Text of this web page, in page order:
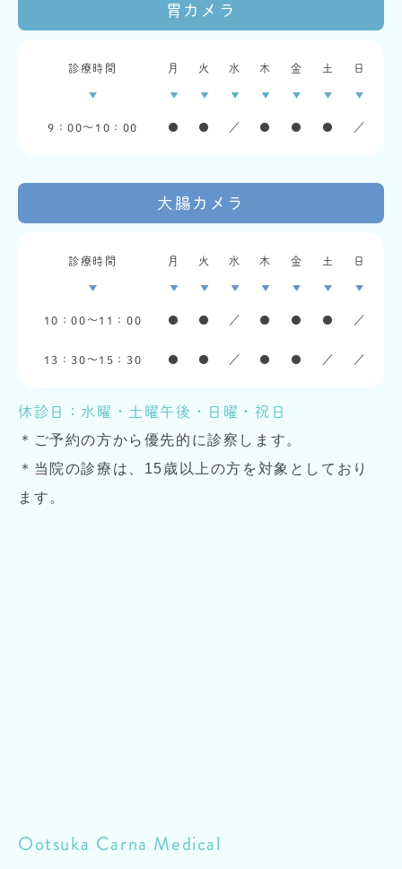
胃カメラ
診療時間 月 火 水 木 金 土 日
9：00〜10：00 ● ● ／ ● ● ● ／
大腸カメラ
診療時間 月 火 水 木 金 土 日
10：00〜11：00 ● ● ／ ● ● ● ／
13：30〜15：30 ● ● ／ ● ● ／ ／
休診日：水曜・土曜午後・日曜・祝日
＊ご予約の方から優先的に診察します。
＊当院の診療は、15歳以上の方を対象としており
ます。
Ootsuka Carna Medical